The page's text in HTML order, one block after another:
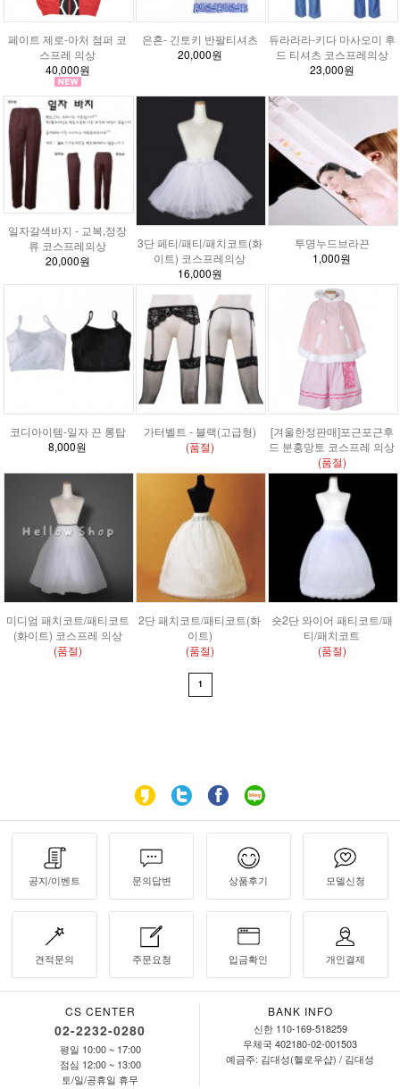
페이트 제로-아처 점퍼 코
스프레 의상
40,000원
은혼- 긴토키 반팔티셔츠
20,000원
듀라라라-키다 마사오미 후
드 티셔츠 코스프레의상
23,000원
일자갈색바지 - 교복,정장
류 코스프레의상
20,000원
3단 페티/패티/패치코트(화
이트) 코스프레의상
16,000원
투명누드브라끈
1,000원
코디아이템-일자 끈 롱탑
8,000원
가터벨트 - 블랙(고급형)
(품절)
[겨울한정판매]포근포근후
드 분홍망토 코스프레 의상
(품절)
미디엄 패치코트/패티코트
(화이트) 코스프레 의상
(품절)
2단 패치코트/패티코트(화
이트)
(품절)
숏2단 와이어 패티코트/패
티/패치코트
(품절)
1
공지/이벤트 문의답변 상품후기 모델신청
견적문의 주문요청 입금확인 개인결제
CS CENTER
02-2232-0280
평일 10:00 ~ 17:00
점심 12:00 ~ 13:00
토/일/공휴일 휴무
BANK INFO
신한 110-169-518259
우체국 402180-02-001503
예금주: 김대성(헬로우샵) / 김대성